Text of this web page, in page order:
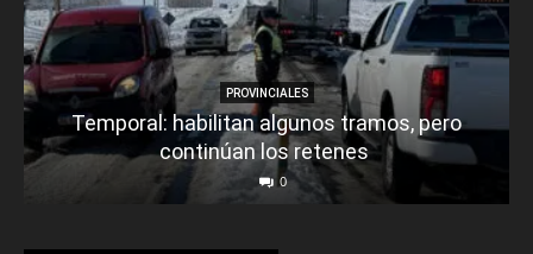
PROVINCIALES
Temporal: habilitan algunos tramos, pero
continúan los retenes
0